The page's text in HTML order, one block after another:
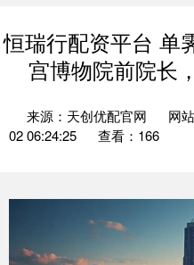
恒瑞行配资平台 单
宫博物院前院长
来源：天创优配官网 网
02 06:24:25
查看：166